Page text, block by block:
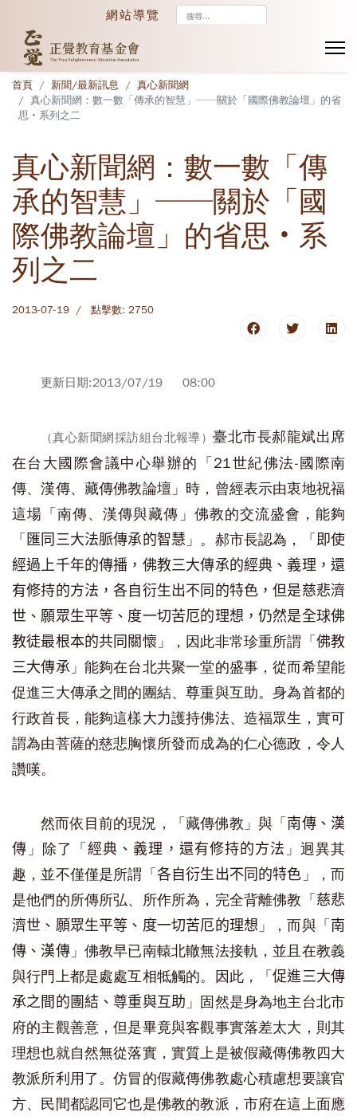
網站導覽
首頁 新聞/最新訊息
真心新聞網
真心新聞網：數一數「傳承的智慧」──關於「國際佛教論壇」的省
思‧系列之二
真心新聞網：數一數「傳
承的智慧」──關於「國
際佛教論壇」的省思‧系
列之二
2013-07-19 點擊數: 2750
更新日期:2013/07/19 08:00
（真心新聞網採訪組台北報導）臺北市長郝龍斌出席
在台大國際會議中心舉辦的「21世紀佛法-國際南
傳、漢傳、藏傳佛教論壇」時，曾經表示由衷地祝福
這場「南傳、漢傳與藏傳」佛教的交流盛會，能夠
「 匯同三大法脈傳承的智慧 」。郝市長認為，「 即使
經過上千年的傳播，佛教三大傳承的經典、義理，還
有修持的方法，各自衍生出不同的特色，但是慈悲濟
世、願眾生平等、度一切苦厄的理想，仍然是全球佛
教徒最根本的共同關懷 」，因此非常珍重所謂「 佛教
三大傳承」能夠在台北共聚一堂的盛事，從而希望能
促進三大傳承之間的團結、尊重與互助。身為首都的
行政首長，能夠這樣大力護持佛法、造福眾生，實可
謂為由菩薩的慈悲胸懷所發而成為的仁心德政，令人
讚嘆。
然而依目前的現況，「藏傳佛教」與「 南傳、漢
傳 」除了「經典、義理，還有修持的方法 」迥異其
趣，並不僅僅是所謂「 各自衍生出不同的特色 」，而
是他們的所傳所弘、所作所為，完全背離佛教「 慈悲
濟世、願眾生平等、度一切苦厄的理想 」，而與「 南
傳、漢傳」佛教早已南轅北轍無法接軌，並且在教義
與行門上都是處處互相牴觸的。因此，「促進三大傳
承之間的團結、尊重與互助 」固然是身為地主台北市
府的主觀善意，但是畢竟與客觀事實落差太大，則其
理想也就自然無從落實，實質上是被假藏傳佛教四大
教派所利用了。仿冒的假藏傳佛教處心積慮想要讓官
方、民間都認同它也是佛教的教派，市府在這上面應